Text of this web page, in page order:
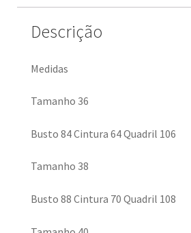
Descrição
Medidas
Tamanho 36
Busto 84 Cintura 64 Quadril 106
Tamanho 38
Busto 88 Cintura 70 Quadril 108